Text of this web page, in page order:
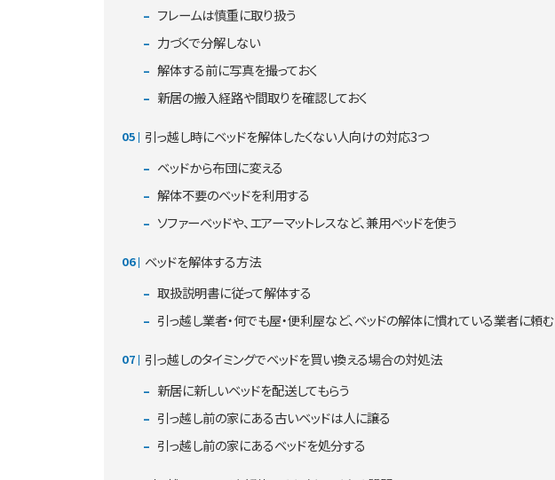
フレームは慎重に取り扱う
力づくで分解しない
解体する前に写真を撮っておく
新居の搬入経路や間取りを確認しておく
引っ越し時にベッドを解体したくない人向けの対応3つ
ベッドから布団に変える
解体不要のベッドを利用する
ソファーベッドや、エアーマットレスなど、兼用ベッドを使う
ベッドを解体する方法
取扱説明書に従って解体する
引っ越し業者・何でも屋・便利屋など、ベッドの解体に慣れている業者に頼む
引っ越しのタイミングでベッドを買い換える場合の対処法
新居に新しいベッドを配送してもらう
引っ越し前の家にある古いベッドは人に譲る
引っ越し前の家にあるベッドを処分する